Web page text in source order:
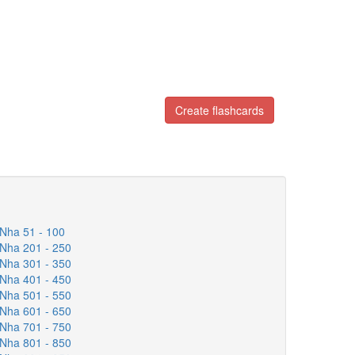
Create flashcards
51 - 100
201 - 250
301 - 350
401 - 450
501 - 550
601 - 650
701 - 750
801 - 850